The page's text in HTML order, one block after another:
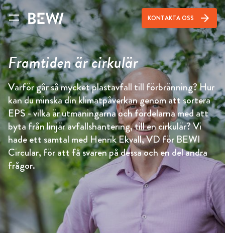
KONTAKTA OSS arrow_forward
Framtiden är cirkulär
Varför går så mycket plastavfall till förbränning? Hur
kan du minska din klimatpåverkan genom att sortera
EPS - vilka är utmaningarna och fördelarna med att
byta från linjär avfallshantering, till en cirkulär? Vi
hade ett samtal med Henrik Ekvall, VD för BEWI
Circular, för att få svaren på dessa och en del andra
frågor.